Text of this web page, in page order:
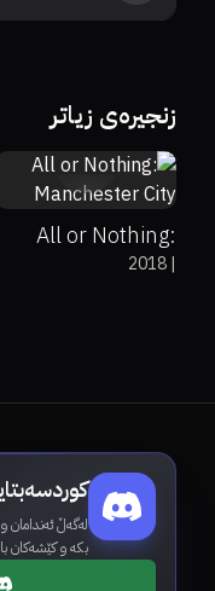
زنجیرەی زیاتر
8.2
All or Nothing:
Manchester City|
2018
لەگەڵ ئەندامان و
بکە و کێشەکان